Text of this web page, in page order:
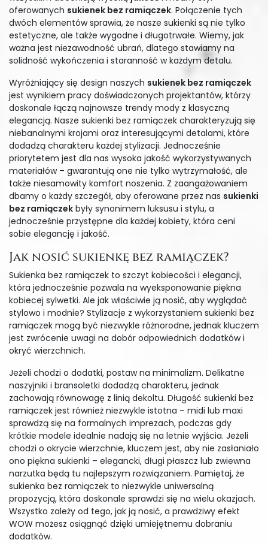
oferowanych sukienek bez ramiączek. Połączenie tych
dwóch elementów sprawia, że nasze sukienki są nie tylko
estetyczne, ale także wygodne i długotrwałe. Wiemy, jak
ważna jest niezawodność ubrań, dlatego stawiamy na
solidność wykończenia i staranność w każdym detalu.
Wyróżniający się design naszych sukienek bez ramiączek
jest wynikiem pracy doświadczonych projektantów, którzy
doskonale łączą najnowsze trendy mody z klasyczną
elegancją. Nasze sukienki bez ramiączek charakteryzują się
niebanalnymi krojami oraz interesującymi detalami, które
dodadzą charakteru każdej stylizacji. Jednocześnie
priorytetem jest dla nas wysoka jakość wykorzystywanych
materiałów – gwarantują one nie tylko wytrzymałość, ale
także niesamowity komfort noszenia. Z zaangażowaniem
dbamy o każdy szczegół, aby oferowane przez nas sukienki
bez ramiączek były synonimem luksusu i stylu, a
jednocześnie przystępne dla każdej kobiety, która ceni
sobie elegancję i jakość.
Jak nosić sukienkę bez ramiączek?
Sukienka bez ramiączek to szczyt kobiecości i elegancji,
która jednocześnie pozwala na wyeksponowanie piękna
kobiecej sylwetki. Ale jak właściwie ją nosić, aby wyglądać
stylowo i modnie? Stylizacje z wykorzystaniem sukienki bez
ramiączek mogą być niezwykle różnorodne, jednak kluczem
jest zwrócenie uwagi na dobór odpowiednich dodatków i
okryć wierzchnich.
Jeżeli chodzi o dodatki, postaw na minimalizm. Delikatne
naszyjniki i bransoletki dodadzą charakteru, jednak
zachowają równowagę z linią dekoltu. Długość sukienki bez
ramiączek jest również niezwykle istotna – midi lub maxi
sprawdzą się na formalnych imprezach, podczas gdy
krótkie modele idealnie nadają się na letnie wyjścia. Jeżeli
chodzi o okrycie wierzchnie, kluczem jest, aby nie zasłaniało
ono piękna sukienki – elegancki, długi płaszcz lub zwiewna
narzutka będą tu najlepszym rozwiązaniem. Pamiętaj, że
sukienka bez ramiączek to niezwykle uniwersalną
propozycją, która doskonale sprawdzi się na wielu okazjach.
Wszystko zależy od tego, jak ją nosić, a prawdziwy efekt
WOW możesz osiągnąć dzięki umiejętnemu dobraniu
dodatków.